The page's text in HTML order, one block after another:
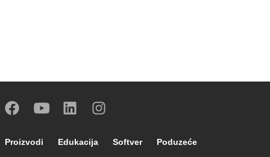
Footer main navigation
Proizvodi Edukacija Softver Poduzeće